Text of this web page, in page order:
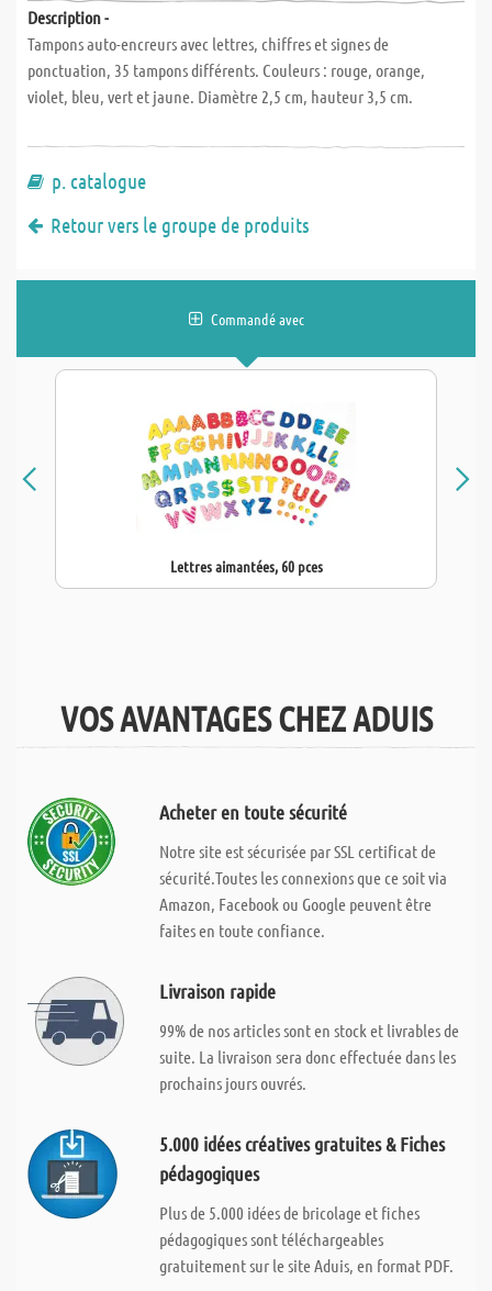
Description -
Tampons auto-encreurs avec lettres, chiffres et signes de
ponctuation, 35 tampons différents. Couleurs : rouge, orange,
violet, bleu, vert et jaune. Diamètre 2,5 cm, hauteur 3,5 cm.
p. catalogue
Retour vers le groupe de produits
Commandé avec
Lettres aimantées, 60 pces
VOS AVANTAGES CHEZ ADUIS
Acheter en toute sécurité
Notre site est sécurisée par SSL certificat de
sécurité.Toutes les connexions que ce soit via
Amazon, Facebook ou Google peuvent être
faites en toute confiance.
Livraison rapide
99% de nos articles sont en stock et livrables de
suite. La livraison sera donc effectuée dans les
prochains jours ouvrés.
5.000 idées créatives gratuites & Fiches
pédagogiques
Plus de 5.000 idées de bricolage et fiches
pédagogiques sont téléchargeables
gratuitement sur le site Aduis, en format PDF.